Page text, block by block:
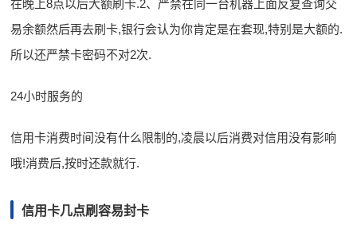
在晚上8点以后大额刷卡.2、严禁在同一台机器上面反复查询交
易余额然后再去刷卡,银行会认为你肯定是在套现,特别是大额的.
所以还严禁卡密码不对2次.
24小时服务的
信用卡消费时间没有什么限制的,凌晨以后消费对信用没有影响
哦!消费后,按时还款就行.
信用卡几点刷容易封卡